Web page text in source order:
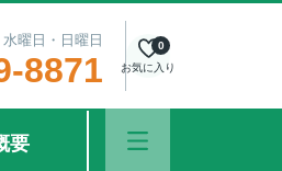
曜日・日曜日
8871 お気に入り
0
要